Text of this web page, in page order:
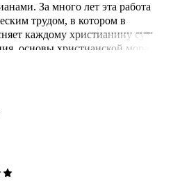
За много лет эта работа
трудом, в котором в
каждому христианину суть
основы христианской морали
круг читателей.